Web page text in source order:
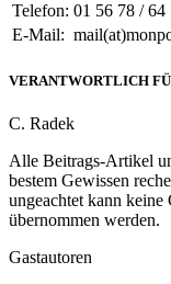
Telefon: 01 56 78 / 64
E-Mail:
VERANTWORTLICH
C. Radek
Alle Beitrags-Artikel
bestem Gewissen
ungeachtet kann
übernommen werden.
Gastautoren